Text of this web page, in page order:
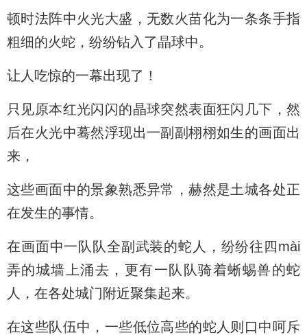
顿时法阵中火光大盛，无数火苗化为一条条手指
粗细的火蛇，纷纷钻入了晶球中。
让人吃惊的一幕出现了！
只见原本红光闪闪的晶球突然表面狂闪几下，然
后在火光中蓦然浮现出一副副栩栩如生的画面出
来，
这些画面中的景象熟悉异常，赫然是土城各处正
在发生的事情。
在画面中一队队全副武装的蛇人，纷纷往四mài
弄的城墙上涌去，更有一队队骑着蜥蜴兽的蛇
人，在各处城门附近聚集起来。
在这些队伍中，一些低位高些的蛇人则口中呵斥